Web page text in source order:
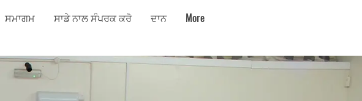
ਸਮਾਗਮ ਸਾਡੇ ਨਾਲ ਸੰਪਰਕ ਕਰੋ ਦਾਨ More